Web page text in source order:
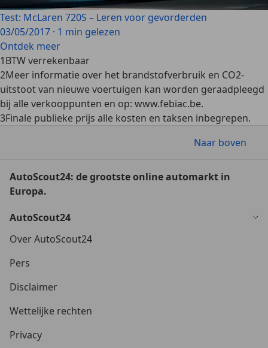
Test: McLaren 720S – Leren voor gevorderden
03/05/2017 · 1 min gelezen
Ontdek meer
1BTW verrekenbaar
2Meer informatie over het brandstofverbruik en CO2-
uitstoot van nieuwe voertuigen kan worden geraadpleegd
bij alle verkooppunten en op: www.febiac.be.
3Finale publieke prijs alle kosten en taksen inbegrepen.
Naar boven
AutoScout24: de grootste online automarkt in
Europa.
AutoScout24
Over AutoScout24
Pers
Disclaimer
Wettelijke rechten
Privacy